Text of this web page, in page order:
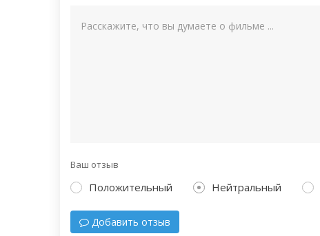
Ваш отзыв
Положительный Нейтральный
Добавить отзыв